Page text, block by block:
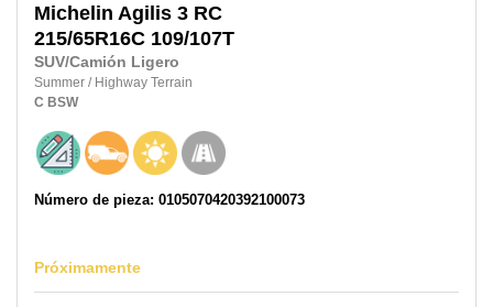
Michelin Agilis 3 RC
215/65R16C 109/107T
SUV/Camión Ligero
Summer / Highway Terrain
C BSW
Número de pieza: 0105070420392100073
Próximamente